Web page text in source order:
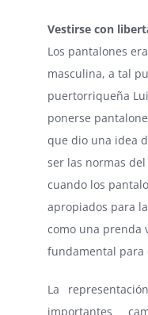
Vestirse con
Los pantalones
masculina, a tal
puertorriqueña
ponerse
que dio una idea
ser las normas del
cuando los
apropiados para
como una prenda
fundamental para
La
importantes